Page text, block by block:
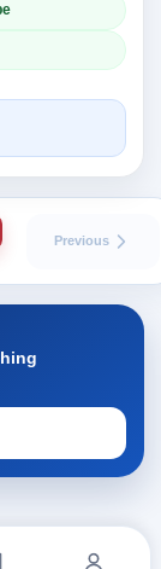
Previous